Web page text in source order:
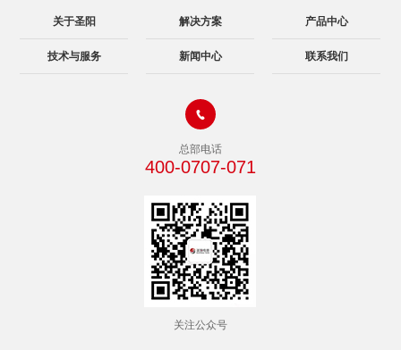
关于圣阳 解决方案 产品中心
技术与服务 新闻中心 联系我们

总部电话
400-0707-071
关注公众号